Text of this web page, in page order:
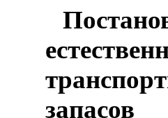
запасов